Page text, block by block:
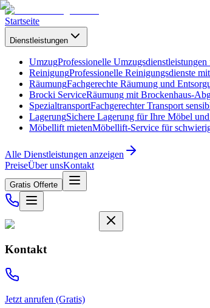
Startseite
Dienstleistungen
UmzugProfessionelle
ReinigungProfessionelle Reinigungsdienste
RäumungFachgerechte Räumung und
Brocki ServiceRäumung mit Brockenhaus-
SpezialtransportFachgerechter Transport
LagerungSichere Lagerung für Ihre Möbel
Möbellift mietenMöbellift-Service für
Alle Dienstleistungen anzeigen
PreiseÜber unsKontakt
Gratis Offerte
Kontakt
Jetzt anrufen (Gratis)